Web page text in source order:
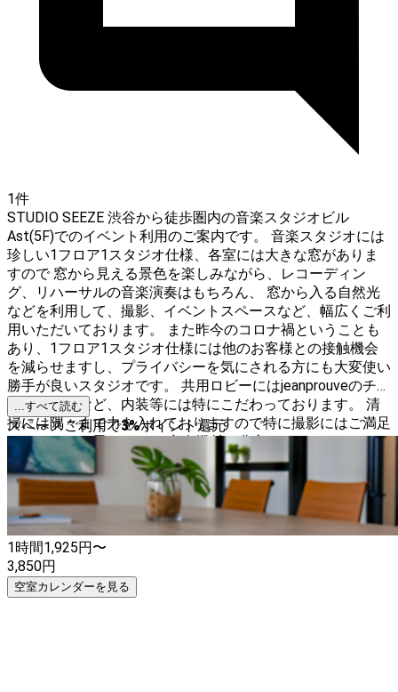
1件
STUDIO SEEZE 渋谷から徒歩圏内の音楽スタジオビル
Ast(5F)でのイベント利用のご案内です。 音楽スタジオには
珍しい1フロア1スタジオ仕様、各室には大きな窓がありま
すので 窓から見える景色を楽しみながら、レコーディン
グ、リハーサルの音楽演奏はもちろん、 窓から入る自然光
などを利用して、撮影、イベントスペースなど、幅広くご利
用いただいております。 また昨今のコロナ禍ということも
あり、1フロア1スタジオ仕様には他のお客様との接触機会
を減らせますし、プライバシーを気にされる方にも大変使い
勝手が良いスタジオです。 共用ロビーにはjeanprouveのチェ
アーを導入など、内装等には特にこだわっております。 清
掃には隅々まで力を入れておりますので特に撮影にはご満足
いただけると思います。 音楽機材が豊富なスタジオですの
で、
...すべて読む
スペースご利用で3%ポイント還元
1時間1,925円〜
3,850円
空室カレンダーを見る